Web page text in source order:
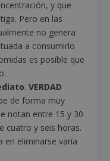
y que
Pero en las
no genera
a consumirlo
es posible que
.VERDAD
de forma muy
notan entre 15 y 30
cuatro y seis horas.
en eliminarse varía